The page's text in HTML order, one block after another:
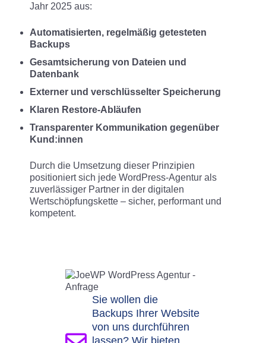
Jahr 2025 aus:
Automatisierten, regelmäßig getesteten
Backups
Gesamtsicherung von Dateien und
Datenbank
Externer und verschlüsselter Speicherung
Klaren Restore-Abläufen
Transparenter Kommunikation gegenüber
Kund:innen
Durch die Umsetzung dieser Prinzipien
positioniert sich jede WordPress-Agentur als
zuverlässiger Partner in der digitalen
Wertschöpfungskette – sicher, performant und
kompetent.
Sie wollen die
Backups Ihrer Website
von uns durchführen
lassen? Wir bieten